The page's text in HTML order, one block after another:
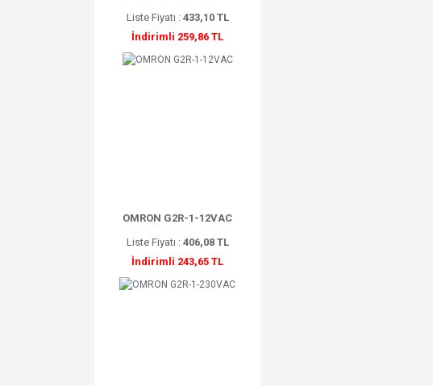
Liste Fiyatı : 433,10 TL
İndirimli 259,86 TL
OMRON G2R-1-12VAC
Liste Fiyatı : 406,08 TL
İndirimli 243,65 TL